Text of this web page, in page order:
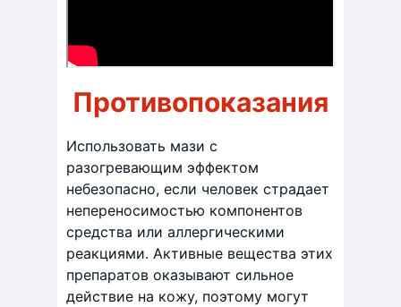
Противопоказания
Использовать мази с
разогревающим эффектом
небезопасно, если человек страдает
непереносимостью компонентов
средства или аллергическими
реакциями. Активные вещества этих
препаратов оказывают сильное
действие на кожу, поэтому могут